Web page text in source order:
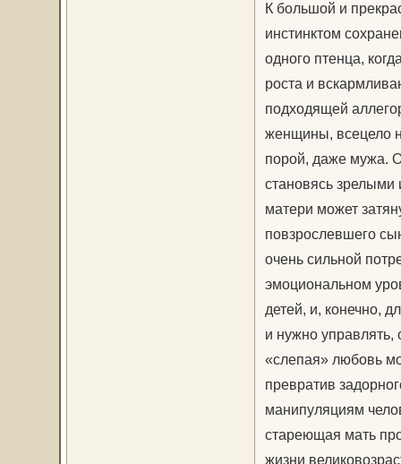
К большой и
инстинктом
одного птенца,
роста и
подходящей
женщины, всецело
порой, даже мужа.
становясь зрелыми
матери может
повзрослевшего
очень сильной
эмоциональном
детей, и, конечно,
и нужно управлять,
«слепая» любовь
превратив
манипуляциям
стареющая мать
жизни